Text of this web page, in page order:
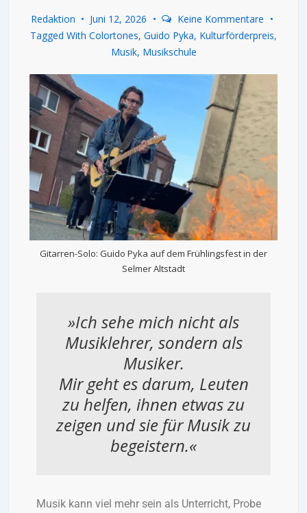
Redaktion Juni 12, 2026
Keine Kommentare
Tagged With Colortones, Guido Pyka, Kulturförderpreis,
Musik, Musikschule
Gitarren-Solo: Guido Pyka auf dem Frühlingsfest in der
Selmer Altstadt
»Ich sehe mich nicht als
Musiklehrer, sondern als
Musiker.
Mir geht es darum, Leuten
zu helfen, ihnen etwas zu
zeigen und sie für Musik zu
begeistern.«
Musik kann viel mehr sein als Unterricht, Probe